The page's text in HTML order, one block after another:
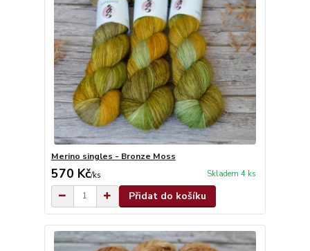
Merino singles - Bronze Moss
570 Kč/ks Skladem 4 ks
Přidat do košíku